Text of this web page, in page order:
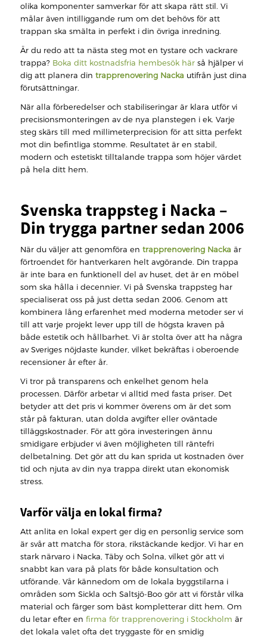
olika komponenter samverkar för att skapa rätt stil. Vi
målar även intilliggande rum om det behövs för att
trappan ska smälta in perfekt i din övriga inredning.
Är du redo att ta nästa steg mot en tystare och vackrare
trappa? Boka ditt kostnadsfria hembesök härså hjälper vi
dig att planera din trapprenovering Nacka utifrån just dina
förutsättningar.
När alla förberedelser och stabiliseringar är klara utför vi
precisionsmonteringen av de nya planstegen i ek. Varje
steg skärs till med millimeterprecision för att sitta perfekt
mot din befintliga stomme. Resultatet är en stabil,
modern och estetiskt tilltalande trappa som höjer värdet
på hela ditt hem.
Svenska trappsteg i Nacka –
Din trygga partner sedan 2006
När du väljer att genomföra en trapprenovering Nacka är
förtroendet för hantverkaren helt avgörande. Din trappa
är inte bara en funktionell del av huset, det är en möbel
som ska hålla i decennier. Vi på Svenska trappsteg har
specialiserat oss på just detta sedan 2006. Genom att
kombinera lång erfarenhet med moderna metoder ser vi
till att varje projekt lever upp till de högsta kraven på
både estetik och hållbarhet. Vi är stolta över att ha några
av Sveriges nöjdaste kunder, vilket bekräftas i oberoende
recensioner år efter år.
Vi tror på transparens och enkelhet genom hela
processen. Därför arbetar vi alltid med fasta priser. Det
betyder att det pris vi kommer överens om är det som
står på fakturan, utan dolda avgifter eller oväntade
tilläggskostnader. För att göra investeringen ännu
smidigare erbjuder vi även möjligheten till räntefri
delbetalning. Det gör att du kan sprida ut kostnaden över
tid och njuta av din nya trappa direkt utan ekonomisk
stress.
Varför välja en lokal firma?
Att anlita en lokal expert ger dig en personlig service som
är svår att matcha för stora, rikstäckande kedjor. Vi har en
stark närvaro i Nacka, Täby och Solna, vilket gör att vi
snabbt kan vara på plats för både konsultation och
utförande. Vår kännedom om de lokala byggstilarna i
områden som Sickla och Saltsjö-Boo gör att vi förstår vilka
material och färger som bäst kompletterar ditt hem. Om
du letar efter en firma för trapprenovering i Stockholm är
det lokala valet ofta det tryggaste för en smidig